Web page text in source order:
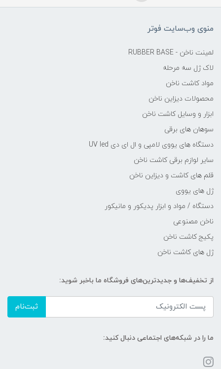
منوی وب‌سایت فوتر
لمینت ناخن - RUBBER BASE
لاک ژل سه مرحله
مواد کاشت ناخن
محصولات دیزاین ناخن
ابزار و وسایل کاشت ناخن
سوهان های برقی
دستگاه های یووی لامپی و ال ای دی UV led
سایر لوازم برقی کاشت ناخن
قلم های کاشت و دیزاین ناخن
ژل های یووی
دستگاه / مواد و ابزار پدیکور و مانیکور
ناخن مصنوعی
پکیج کاشت ناخن
ژل های کاشت ناخن
از تخفیف‌ها و جدیدترین‌های فروشگاه ما باخبر شوید:
ثبت‌نام
ما را در شبکه‌های اجتماعی دنبال کنید: